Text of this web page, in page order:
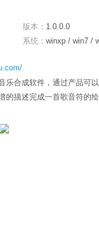
版本： 1.0.0.0
系统： winxp / win7 /
乐合成软件，通过产品可
的描述完成一首歌音符的